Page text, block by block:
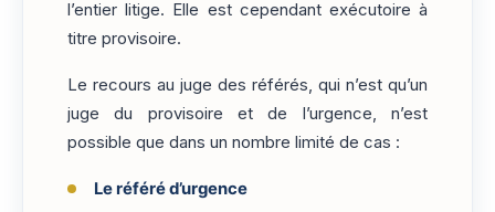
l’entier litige. Elle est cependant exécutoire à
titre provisoire.
Le recours au juge des référés, qui n’est qu’un
juge du provisoire et de l’urgence, n’est
possible que dans un nombre limité de cas :
Le référé d’urgence